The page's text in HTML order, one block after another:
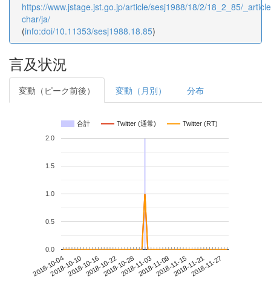
https://www.jstage.jst.go.jp/article/sesj1988/18/2/18_2_85/
char/ja/
(info:doi/10.11353/sesj1988.18.85)
言及状況
変動（ピーク前後） 変動（月別） 分布
合計 Twitter (通常) Twitter (RT)
2018-10-042018-10-102018-10-162018-10-222018-10-282018-11-032018-11-092018-11-152018-11-212018-11-27
0.0
0.5
1.0
1.5
2.0